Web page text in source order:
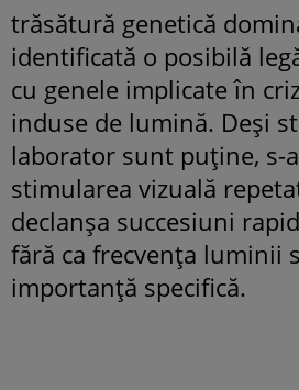
trăsătură genetică
identificată o posibilă
cu genele implicate în
induse de lumină. Deși
laborator sunt puține, s-
stimularea vizuală
declanșa succesiuni
fără ca frecvența luminii
importanță specifică.